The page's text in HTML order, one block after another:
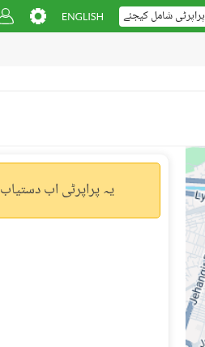
پراپرٹی شامل کیجئے
یہ پراپرٹی اب